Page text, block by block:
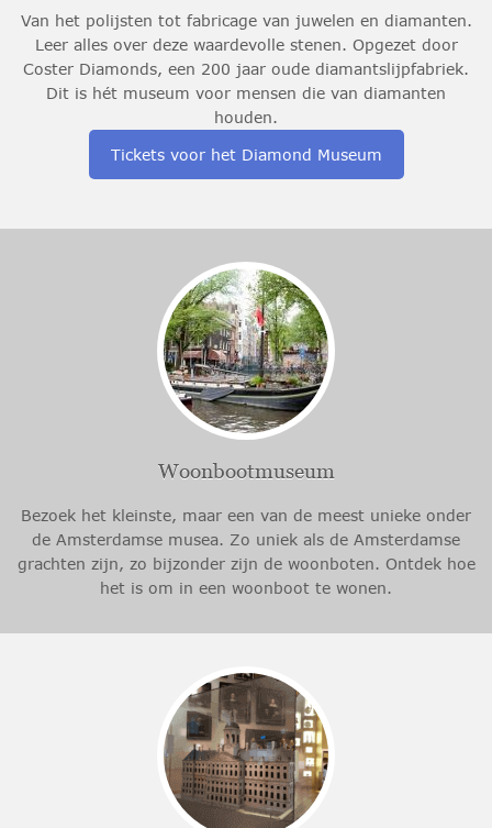
Van het polijsten tot fabricage van juwelen en diamanten.
Leer alles over deze waardevolle stenen. Opgezet door
Coster Diamonds, een 200 jaar oude diamantslijpfabriek.
Dit is hét museum voor mensen die van diamanten
houden.
Tickets voor het Diamond Museum
Woonbootmuseum
Bezoek het kleinste, maar een van de meest unieke onder
de Amsterdamse musea. Zo uniek als de Amsterdamse
grachten zijn, zo bijzonder zijn de woonboten. Ontdek hoe
het is om in een woonboot te wonen.